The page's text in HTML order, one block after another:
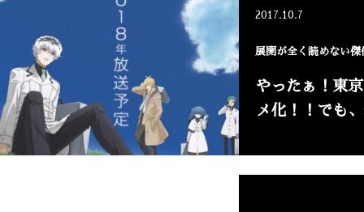
2017.10.7
展開が全く読めない
やったぁ！東
メ化！！でも